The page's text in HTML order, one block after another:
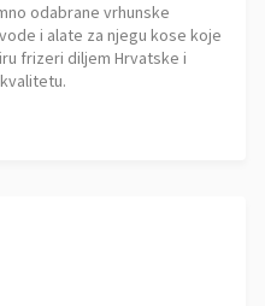
odabrane vrhunske
i alate za njegu kose koje
frizeri diljem Hrvatske i